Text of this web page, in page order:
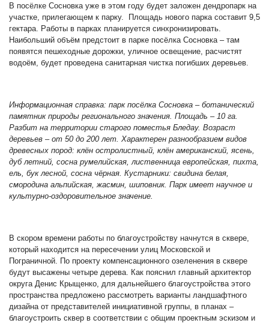
В посёлке Сосновка уже в этом году будет заложен дендропарк на
участке, прилегающем к парку. Площадь нового парка составит 9,5
гектара. Работы в парках планируется синхронизировать.
Наибольший объём предстоит в парке посёлка Сосновка – там
появятся пешеходные дорожки, уличное освещение, расчистят
водоём, будет проведена санитарная чистка погибших деревьев.
Информационная справка: парк посёлка Сосновка – ботанический
памятник природы регионального значения. Площадь – 10 га.
Разбит на территории старого поместья Бледау. Возраст
деревьев – от 50 до 200 лет. Характерен разнообразием видов
древесных пород: клён остролистный, клён американский, ясень,
дуб летний, сосна румелийская, лиственница европейская, пихта,
ель, бук лесной, сосна чёрная. Кустарники: свидина белая,
смородина альпийская, жасмин, шиповник. Парк имеет научное и
культурно-оздоровительное значение.
В скором времени работы по благоустройству начнутся в сквере,
который находится на пересечении улиц Московской и
Пограничной. По проекту компенсационного озеленения в сквере
будут высажены четыре дерева. Как пояснил главный архитектор
округа Денис Крыщенко, для дальнейшего благоустройства этого
пространства предложено рассмотреть варианты ландшафтного
дизайна от представителей инициативной группы, в планах –
благоустроить сквер в соответствии с общим проектным эскизом и